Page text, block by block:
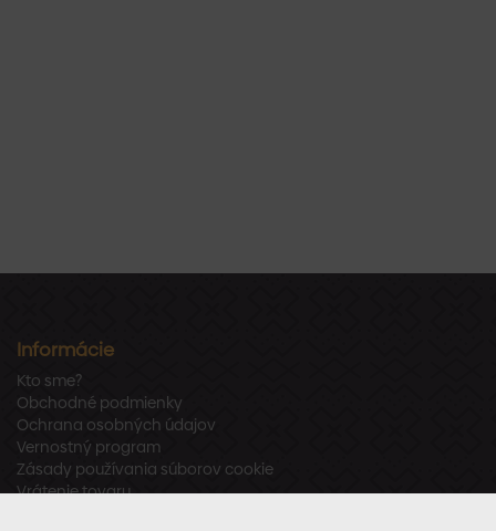
Informácie
Kto sme?
Obchodné podmienky
Ochrana osobných údajov
Vernostný program
Zásady používania súborov cookie
Vrátenie tovaru